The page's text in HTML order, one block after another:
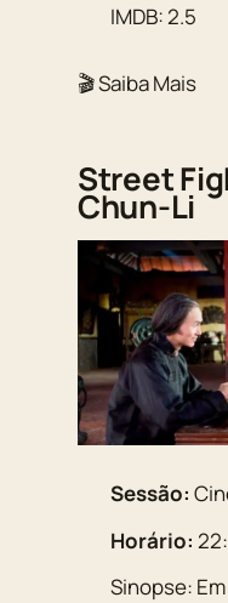
IMDB: 2.5
🎬 Saiba Mais
Street
Chun-Li
Sessão:
Horário:
Sinopse: